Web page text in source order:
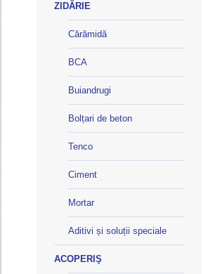
ZIDĂRIE
Cărămidă
BCA
Buiandrugi
Bolțari de beton
Tenco
Ciment
Mortar
Aditivi și soluții speciale
ACOPERIŞ